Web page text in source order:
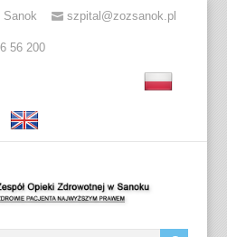
Sanok szpital@zozsanok.pl
56 200